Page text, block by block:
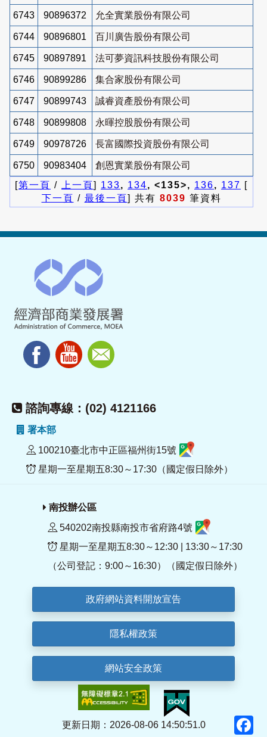
6743 90896372 允全實業股份有限公司
6744 90896801 百川廣告股份有限公司
6745 90897891 法可夢資訊科技股份有限公司
6746 90899286 集合家股份有限公司
6747 90899743 誠睿資產股份有限公司
6748 90899808 永暉控股股份有限公司
6749 90978726 長富國際投資股份有限公司
6750 90983404
創恩實業股份有限公司
[第一頁 / 上一頁] 133, 134, <135>, 136, 137 [
下一頁 / 最後一頁] 共有 8039 筆資料
諮詢專線：(02) 4121166
署本部
100210臺北市中正區福州街15號
星期一至星期五8:30～17:30（國定假日除外）
南投辦公區
540202南投縣南投市省府路4號
星期一至星期五8:30～12:30 | 13:30～17:30
（公司登記：9:00～16:30）（國定假日除外）
政府網站資料開放宣告
隱私權政策
網站安全政策
更新日期：2026-08-06 14:50:51.0